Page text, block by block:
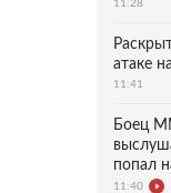
11:28
атаке
11:41
Боец
попал
11:40